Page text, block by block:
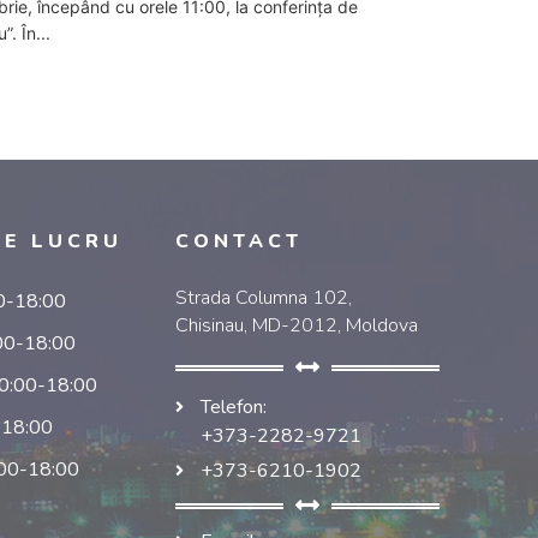
începând cu orele 11:00, la conferința de
În...
LUCRU
18:00
18:00
18:00
18:00
CONTACT
Strada Columna 102,
Chisinau, MD-2012, Moldova
Telefon:
+373-2282-9721
+373-6210-1902